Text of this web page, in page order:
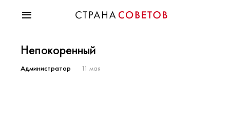
Мода
Звезды
Непокоренный
Администратор 11 мая